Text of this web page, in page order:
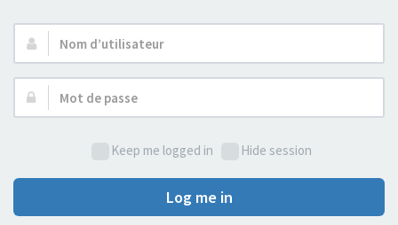
Nom
d’utilisateur :
Mot
de
Keep me logged in
Hide session
Log me in